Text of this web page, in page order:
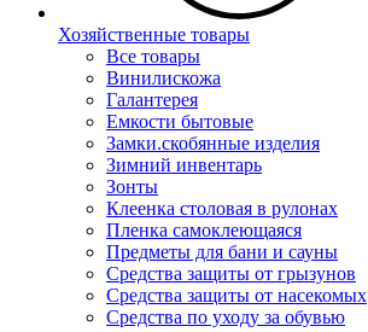
Хозяйственные товары
Все товары
Винилискожа
Галантерея
Емкости бытовые
Замки.скобянные изделия
Зимний инвентарь
Зонты
Клеенка столовая в рулонах
Пленка самоклеющаяся
Предметы для бани и сауны
Средства защиты от грызунов
Средства защиты от насекомых
Средства по уходу за обувью